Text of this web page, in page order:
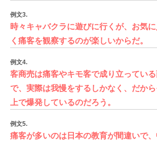
例文3.
時々キャバクラに遊びに行くが、お気
く痛客を観察するのが楽しいからだ。
例文4.
客商売は痛客やキモ客で成り立ってい
で、実際は我慢をするしかなく、だか
上で爆発しているのだろう。
例文5.
痛客が多いのは日本の教育が間違いで